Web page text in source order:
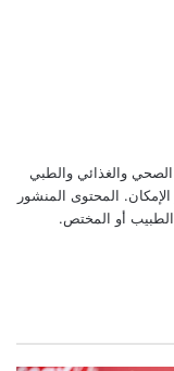
والغذائي والطبي
المحتوى المنشور
أو المختص.